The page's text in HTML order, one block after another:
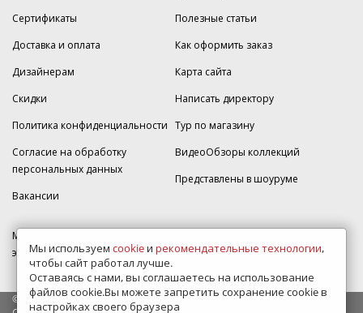
Сертификаты
Доставка и оплата
Дизайнерам
Скидки
Политика конфиденциальности
Согласие на обработку
персональных данных
Вакансии
Полезные статьи
Как оформить заказ
Карта сайта
Написать директору
Тур по магазину
ВидеоОбзоры коллекций
Представлены в шоуруме
МКАД 2км внешняя сторона, д. 2, ТРЦ "Шоколад" (РИО) Реутов, -1
этаж, магазин Плитка-SDVK.
© 2009—2026 г. Все права защищены
Мы используем cookieи рекомендательные технологии,
чтобы сайт работал лучше.
Оставаясь с нами, вы соглашаетесь на использование
файлов cookie.Вы можете запретить сохранение cookie в
настройках своего браузера